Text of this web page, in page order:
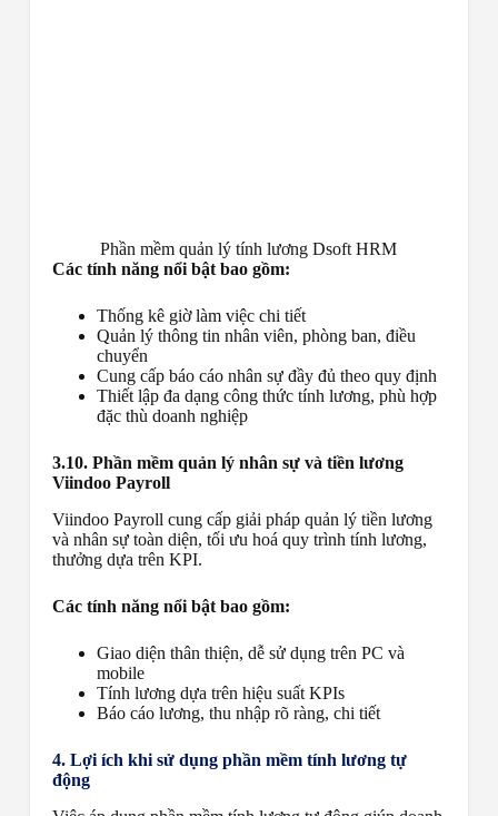
Phần mềm quản lý tính lương Dsoft HRM
Các tính năng nổi bật bao gồm:
Thống kê giờ làm việc chi tiết
Quản lý thông tin nhân viên, phòng ban, điều
chuyển
Cung cấp báo cáo nhân sự đầy đủ theo quy định
Thiết lập đa dạng công thức tính lương, phù hợp
đặc thù doanh nghiệp
3.10. Phần mềm quản lý nhân sự và tiền lương
Viindoo Payroll
Viindoo Payroll cung cấp giải pháp quản lý tiền lương
và nhân sự toàn diện, tối ưu hoá quy trình tính lương,
thưởng dựa trên KPI.
Các tính năng nổi bật bao gồm:
Giao diện thân thiện, dễ sử dụng trên PC và
mobile
Tính lương dựa trên hiệu suất KPIs
Báo cáo lương, thu nhập rõ ràng, chi tiết
4. Lợi ích khi sử dụng phần mềm tính lương tự
động